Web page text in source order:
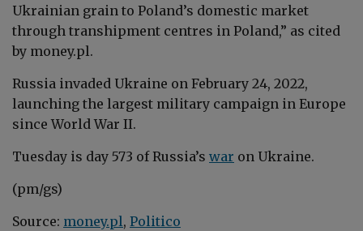
Ukrainian grain to Poland’s domestic market
through transhipment centres in Poland,” as cited
by money.pl.
Russia invaded Ukraine on February 24, 2022,
launching the largest military campaign in Europe
since World War II.
Tuesday is day 573 of Russia’s war on Ukraine.
(pm/gs)
Source: money.pl, Politico